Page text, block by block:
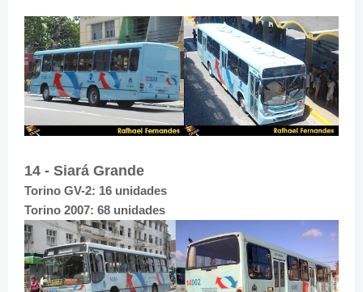
14 - Siará Grande
Torino GV-2: 16 unidades
Torino 2007: 68 unidades